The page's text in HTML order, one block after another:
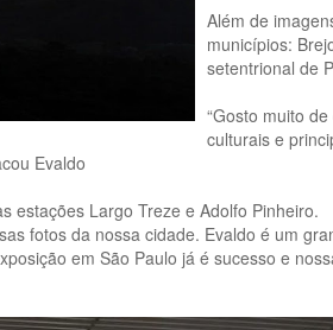
Além de
municípios:
setentrional de
“Gosto muito
culturais e
Evaldo
estações Largo Treze e Adolfo Pinheiro.
fotos da nossa cidade. Evaldo é um
em São Paulo já é sucesso e